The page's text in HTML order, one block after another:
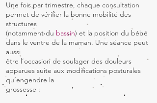
Une fois par trimestre, chaque consultation
permet de vérifier la bonne mobilité des
structures
(notamment du bassin) et la position du bébé
dans le ventre de la maman. Une séance peut
aussi
être l’occasion de soulager des douleurs
apparues suite aux modifications posturales
qu’engendre la
grossesse :